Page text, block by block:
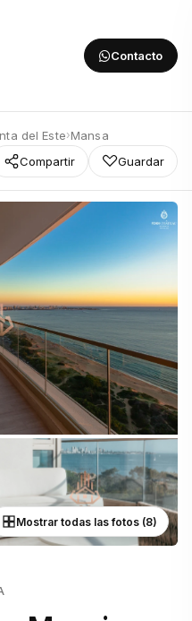
Contacto
del Este›Mansa
Compartir
Guardar
Mostrar todas las fotos (8)